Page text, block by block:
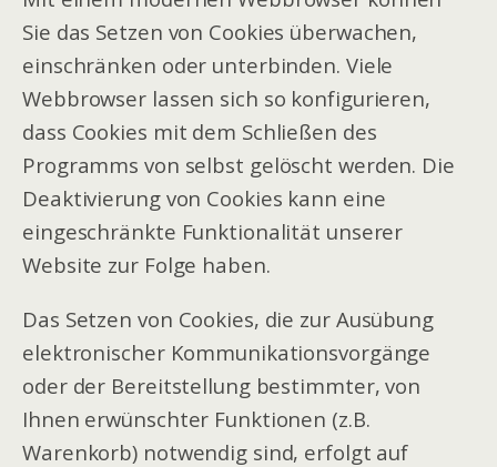
Sie das Setzen von Cookies überwachen,
einschränken oder unterbinden. Viele
Webbrowser lassen sich so konfigurieren,
dass Cookies mit dem Schließen des
Programms von selbst gelöscht werden. Die
Deaktivierung von Cookies kann eine
eingeschränkte Funktionalität unserer
Website zur Folge haben.
Das Setzen von Cookies, die zur Ausübung
elektronischer Kommunikationsvorgänge
oder der Bereitstellung bestimmter, von
Ihnen erwünschter Funktionen (z.B.
Warenkorb) notwendig sind, erfolgt auf